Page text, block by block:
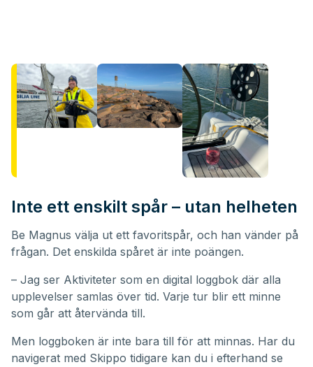
Inte ett enskilt spår – utan helheten
Be Magnus välja ut ett favoritspår, och han vänder på
frågan. Det enskilda spåret är inte poängen.
– Jag ser Aktiviteter som en digital loggbok där alla
upplevelser samlas över tid. Varje tur blir ett minne
som går att återvända till.
Men loggboken är inte bara till för att minnas. Har du
navigerat med Skippo tidigare kan du i efterhand se